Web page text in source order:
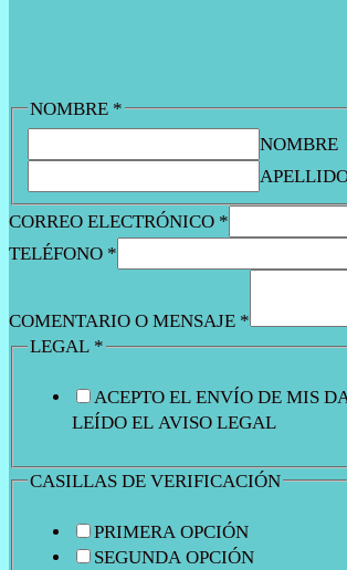
NOMBRE *
NOMBRE
CORREO ELECTRÓNICO *
TELÉFONO *
COMENTARIO O MENSAJE *
LEGAL *
ACEPTO EL ENVÍO DE MIS
LEÍDO EL AVISO LEGAL
CASILLAS DE VERIFICACIÓN
PRIMERA OPCIÓN
SEGUNDA OPCIÓN